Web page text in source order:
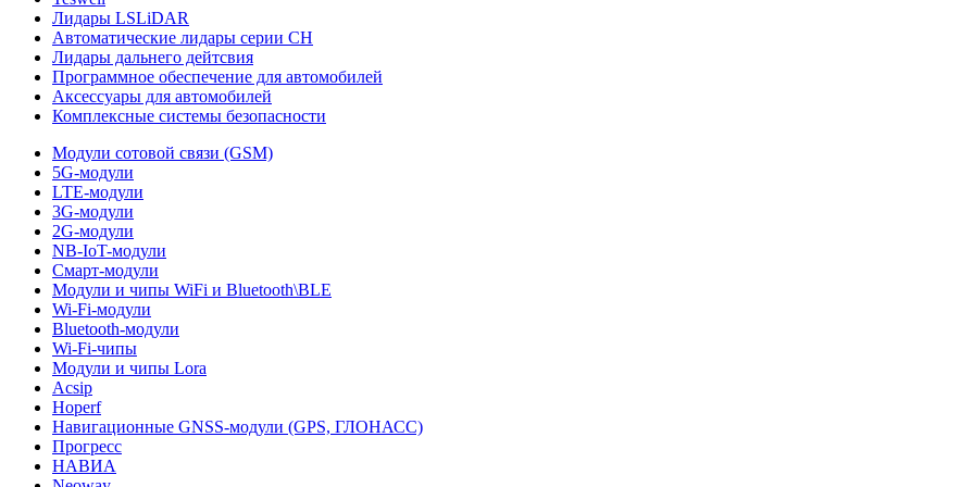
Лидары LSLiDAR
Автоматические лидары серии CH
Лидары дальнего дейтсвия
Программное обеспечение для автомобилей
Аксессуары для автомобилей
Комплексные системы безопасности
Модули сотовой связи (GSM)
5G-модули
LTE-модули
3G-модули
2G-модули
NB-IoT-модули
Смарт-модули
Модули и чипы WiFi и Bluetooth\BLE
Wi-Fi-модули
Bluetooth-модули
Wi-Fi-чипы
Модули и чипы Lora
Acsip
Hoperf
Навигационные GNSS-модули (GPS, ГЛОНАСС)
Прогресс
НАВИА